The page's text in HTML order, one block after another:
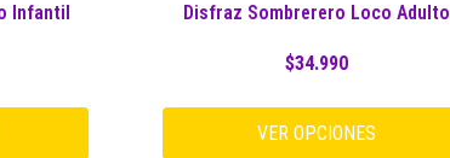
Infantil Disfraz Sombrerero Loco Adulto
$34.990
VER OPCIONES